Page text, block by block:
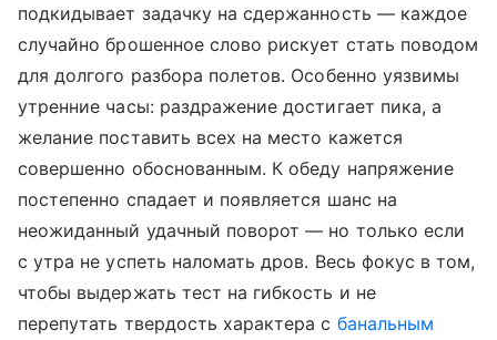
подкидывает задачку на сдержанность — каждое
случайно брошенное слово рискует стать поводом
для долгого разбора полетов. Особенно уязвимы
утренние часы: раздражение достигает пика, а
желание поставить всех на место кажется
совершенно обоснованным. К обеду напряжение
постепенно спадает и появляется шанс на
неожиданный удачный поворот — но только если
с утра не успеть наломать дров. Весь фокус в том,
чтобы выдержать тест на гибкость и не
перепутать твердость характера с банальным